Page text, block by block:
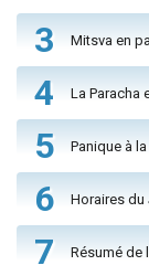
3 Mitsva en
4 La Paracha
5 Panique à
6 Horaires du
7 Résumé de